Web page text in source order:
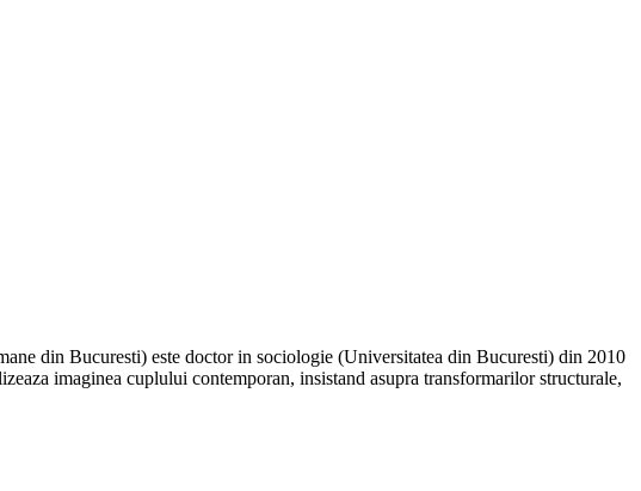
din Bucuresti) este doctor in sociologie (Universitatea din Bucuresti) din 2010
imaginea cuplului contemporan, insistand asupra transformarilor structurale,